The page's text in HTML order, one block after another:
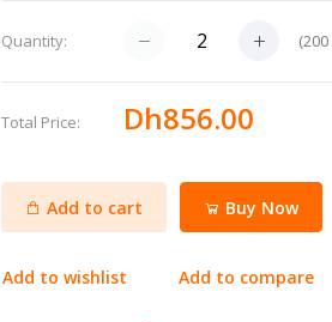
Quantity: (200
Total Price: Dh856.00
Add to cart Buy Now
Add to wishlist Add to compare